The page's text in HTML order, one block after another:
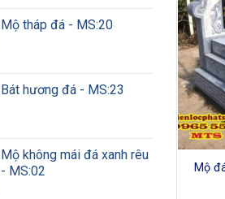
Mộ tháp đá - MS:20
Bát hương đá - MS:23
Mộ không mái đá xanh rêu
- MS:02
Mộ